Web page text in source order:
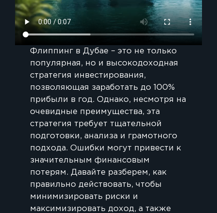
Флиппинг в Дубае – это не только
популярная, но и высокодоходная
стратегия инвестирования,
позволяющая заработать до 100%
прибыли в год. Однако, несмотря на
очевидные преимущества, эта
стратегия требует тщательной
подготовки, анализа и грамотного
подхода. Ошибки могут привести к
значительным финансовым
потерям. Давайте разберем, как
правильно действовать, чтобы
минимизировать риски и
максимизировать доход, а также